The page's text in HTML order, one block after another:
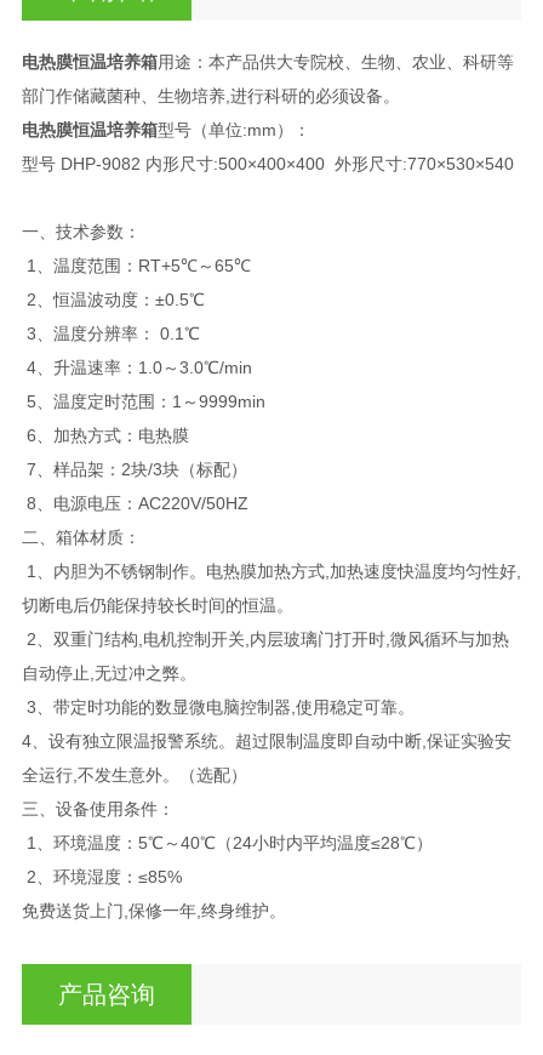
电热膜恒温培养箱用途：本产品供大专院校、生物、农业、科研等
部门作储藏菌种、生物培养,进行科研的必须设备。
电热膜恒温培养箱型号（单位:mm）：
型号 DHP-9082 内形尺寸:500×400×400 外形尺寸:770×530×540
一、 技术参数：
1、温度范围：RT+5℃～65℃
2、恒温波动度：±0.5℃
3、温度分辨率： 0.1℃
4、升温速率：1.0～3.0℃/min
5、温度定时范围：1～9999min
6、加热方式：电热膜
7、样品架：2块/3块（标配）
8、电源电压：AC220V/50HZ
二、 箱体材质：
1、内胆为不锈钢制作。电热膜加热方式,加热速度快温度均匀性好,
切断电后仍能保持较长时间的恒温。
2、双重门结构,电机控制开关,内层玻璃门打开时,微风循环与加热
自动停止,无过冲之弊。
3、带定时功能的数显微电脑控制器,使用稳定可靠。
4、设有独立限温报警系统。超过限制温度即自动中断,保证实验安
全运行,不发生意外。（选配）
三、 设备使用条件：
1、环境温度：5℃～40℃（24小时内平均温度≤28℃）
2、环境湿度：≤85%
免费送货上门,保修一年,终身维护。
产品咨询